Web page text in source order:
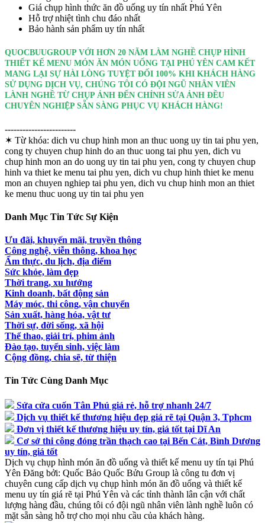
Giá chụp hình thức ăn đồ uống uy tín nhất Phú Yên
Hỗ trợ nhiệt tình chu đáo nhất
Bảo hành sản phẩm uy tín nhất
QUOCBUUGROUP VỚI HƠN 20 NĂM LÀM NGHỀ CHỤP HÌNH
THIẾT KẾ MENU MÓN ĂN MÓN UỐNG TẠI PHÚ YÊN CAM KẾT
MANG LẠI SỰ HÀI LÒNG TUYỆT ĐỐI 100% KHI KHÁCH HÀNG
SỬ DỤNG DỊCH VỤ, CHÚNG TÔI CÓ ĐỘI NGŨ NHÂN VIÊN
LÀNH NGHỀ TỪ CHỤP ẢNH ĐẾN CHỈNH SỬA ẢNH ĐỀU
CHUYÊN NGHIỆP SẴN SÀNG PHỤC VỤ KHÁCH HÀNG!
------------------------
✶ Từ khóa: dich vu chup hinh mon an thuc uong uy tin tai phu yen,
cong ty chuyen chup hinh do an thuc uong tai phu yen, dich vu
chup hinh mon an do uong uy tin tai phu yen, cong ty chuyen chup
hinh va thiet ke menu tai phu yen, dich vu chup hinh thiet ke menu
mon an chuyen nghiep tai phu yen, dich vu chup hinh mon an thiet
ke menu thuc uong uy tin tai phu yen
Danh Mục Tin Tức Sự Kiện
Ưu đãi, khuyến mãi, truyền thông
Công nghệ, viễn thông, khoa học
Ẩm thực, du lịch, địa điểm
Sức khỏe, làm đẹp
Thời trang, xu hướng
Kinh doanh, bất động sản
Máy móc, thi công, vận chuyển
Sản xuất, hàng hóa, vật tư
Thời sự, đời sống, xã hội
Thể thao, giải trí, phim ảnh
Đào tạo, tuyển sinh, việc làm
Cộng đồng, chia sẽ, từ thiện
Tin Tức Cùng Danh Mục
Sửa cửa cuốn Tân Phú giá rẻ, hỗ trợ nhanh 24/7
Dịch vụ thiết kế thương hiệu đẹp giá rẽ tại Quận 3, Tphcm
Đơn vị thiết kế thương hiệu uy tín, giá tốt tại Dĩ An
Cơ sở thi công đóng trần thạch cao tại Bến Cát, Bình Dương
uy tín, giá tốt
Dịch vụ chụp hình món ăn đồ uống và thiết kế menu uy tín tại Phú
Yên Đăng bởi: Quốc Bảo Quốc Bửu Group là công tu đơn vị
chuyên cung cấp dịch vụ chụp hình món ăn đồ uống và thiết kế
menu uy tín giá rẽ tại Phú Yên và các tỉnh thành lân cận với chất
lượng hàng đầu, chúng tôi có đội ngũ nhân viên lành nghề luôn có
mặt sẵn sàng hỗ trợ cho mọi nhu cầu của khách hàng.